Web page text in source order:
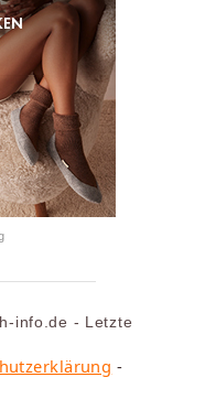
info.de - Letzte
-